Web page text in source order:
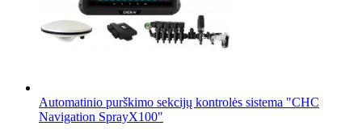
Automatinio purškimo sekcijų kontrolės sistema "CHC
Navigation SprayX100"